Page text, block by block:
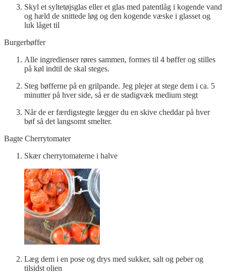
Skyl et syltetøjsglas eller et glas med patentlåg i kogende vand
og hæld de snittede løg og den kogende væske i glasset og
luk låget til
Burgerbøffer
Alle ingredienser røres sammen, formes til 4 bøffer og stilles
på køl indtil de skal steges.
Steg bøfferne på en grilpande. Jeg plejer at stege dem i ca. 5
minutter på hver side, så er de stadigvæk medium stegt
Når de er færdigstegte lægger du en skive cheddar på hver
bøf så det langsomt smelter.
Bagte Cherrytomater
Skær cherrytomaterne i halve
Læg dem i en pose og drys med sukker, salt og peber og
tilsidst olien